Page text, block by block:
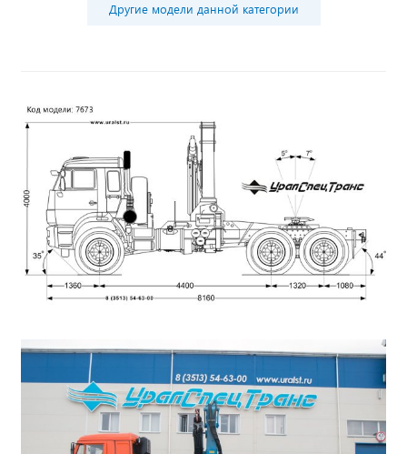
Другие модели данной категории